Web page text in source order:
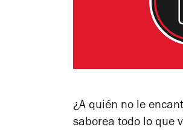
¿A quién no le
saborea todo lo que